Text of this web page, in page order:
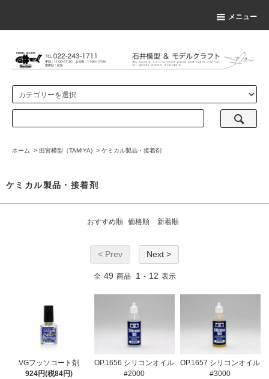
メニュー
ホーム > 田宮模型（TAMIYA) > ケミカル製品・接着剤
ケミカル製品・接着剤
おすすめ順 価格順 新着順
< Prev Next >
全 49 商品 1 - 12 表示
VGフッソコート剤
924円(税84円)
OP.1656 シリコンオイル
#2000
OP.1657 シリコンオイル
#3000